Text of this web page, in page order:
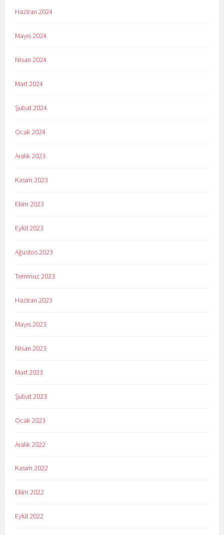
Haziran 2024
Mayıs 2024
Nisan 2024
Mart 2024
Şubat 2024
Ocak 2024
Aralık 2023
Kasım 2023
Ekim 2023
Eylül 2023
Ağustos 2023
Temmuz 2023
Haziran 2023
Mayıs 2023
Nisan 2023
Mart 2023
Şubat 2023
Ocak 2023
Aralık 2022
Kasım 2022
Ekim 2022
Eylül 2022